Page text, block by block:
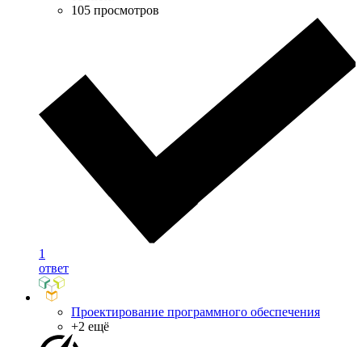
105 просмотров
1
ответ
Проектирование программного обеспечения
+2 ещё